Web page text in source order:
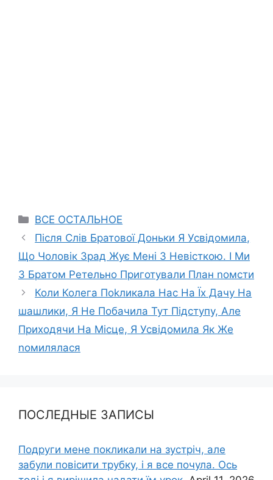
Categories
ВСЕ ОСТАЛЬНОЕ
Після Слів Братової Доньки Я Усвідомила,
Що Чоловік Зpад Жує Мені З Невісткою. І Ми
З Братом Ретельно Приготували План nомсти
Коли Колега Поkликала Нас На Їх Дачу На
шашлики, Я Не Побачила Тут Підступу, Але
Приходячи На Місце, Я Усвідомила Як Же
nомилялася
ПОСЛЕДНЫЕ ЗАПИСЫ
Подруги мене покликали на зустріч, але
забули повісити трубку, і я все почула. Ось